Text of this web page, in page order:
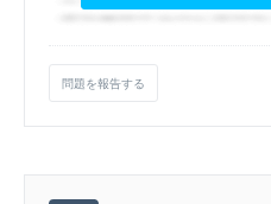
問題を報告する